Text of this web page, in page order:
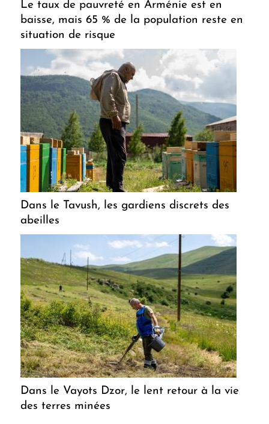
Le taux de pauvreté en Arménie est en
baisse, mais 65 % de la population reste en
situation de risque
Dans le Tavush, les gardiens discrets des
abeilles
Dans le Vayots Dzor, le lent retour à la vie
des terres minées